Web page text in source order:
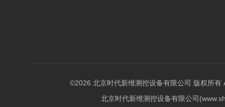
©2026 北京时代新维测控设备有限公司 版权所有
北京时代新维测控设备有限公司